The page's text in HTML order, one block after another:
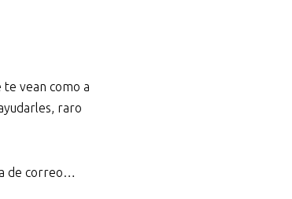
te vean como a
raro
de correo…